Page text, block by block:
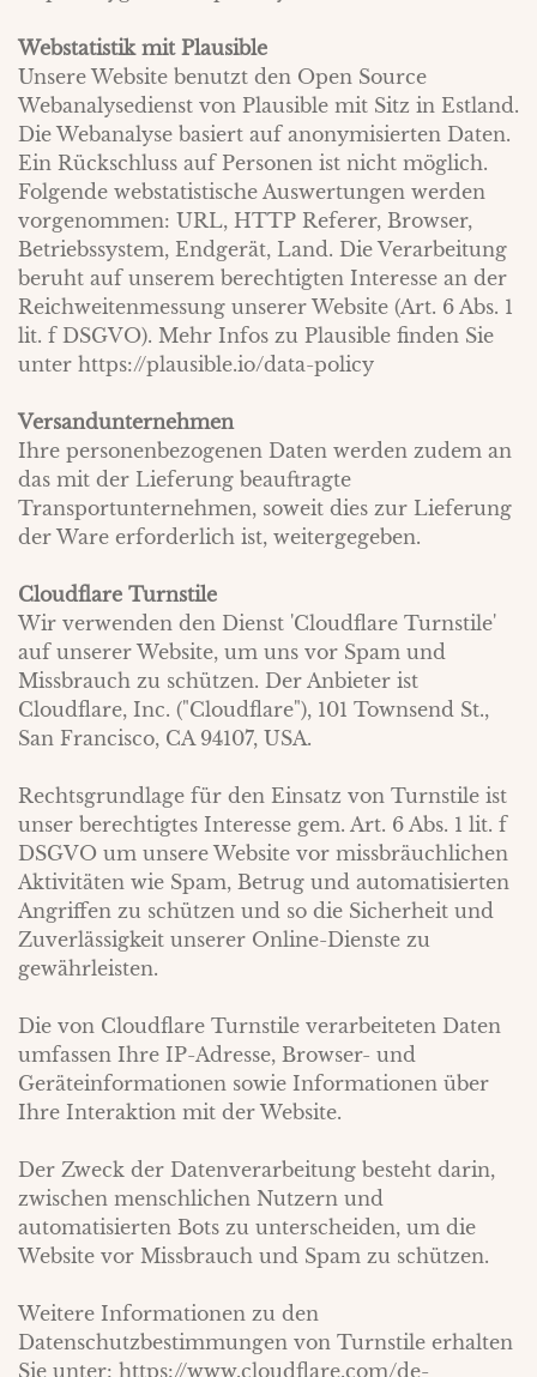
Webstatistik mit Plausible
Unsere Website benutzt den Open Source
Webanalysedienst von Plausible mit Sitz in Estland.
Die Webanalyse basiert auf anonymisierten Daten.
Ein Rückschluss auf Personen ist nicht möglich.
Folgende webstatistische Auswertungen werden
vorgenommen: URL, HTTP Referer, Browser,
Betriebssystem, Endgerät, Land. Die Verarbeitung
beruht auf unserem berechtigten Interesse an der
Reichweitenmessung unserer Website (Art. 6 Abs. 1
lit. f DSGVO). Mehr Infos zu Plausible finden Sie
unter https://plausible.io/data-policy
Versandunternehmen
Ihre personenbezogenen Daten werden zudem an
das mit der Lieferung beauftragte
Transportunternehmen, soweit dies zur Lieferung
der Ware erforderlich ist, weitergegeben.
Cloudflare Turnstile
Wir verwenden den Dienst 'Cloudflare Turnstile'
auf unserer Website, um uns vor Spam und
Missbrauch zu schützen. Der Anbieter ist
Cloudflare, Inc. ("Cloudflare"), 101 Townsend St.,
San Francisco, CA 94107, USA.
Rechtsgrundlage für den Einsatz von Turnstile ist
unser berechtigtes Interesse gem. Art. 6 Abs. 1 lit. f
DSGVO um unsere Website vor missbräuchlichen
Aktivitäten wie Spam, Betrug und automatisierten
Angriffen zu schützen und so die Sicherheit und
Zuverlässigkeit unserer Online-Dienste zu
gewährleisten.
Die von Cloudflare Turnstile verarbeiteten Daten
umfassen Ihre IP-Adresse, Browser- und
Geräteinformationen sowie Informationen über
Ihre Interaktion mit der Website.
Der Zweck der Datenverarbeitung besteht darin,
zwischen menschlichen Nutzern und
automatisierten Bots zu unterscheiden, um die
Website vor Missbrauch und Spam zu schützen.
Weitere Informationen zu den
Datenschutzbestimmungen von Turnstile erhalten
Sie unter: https://www.cloudflare.com/de-